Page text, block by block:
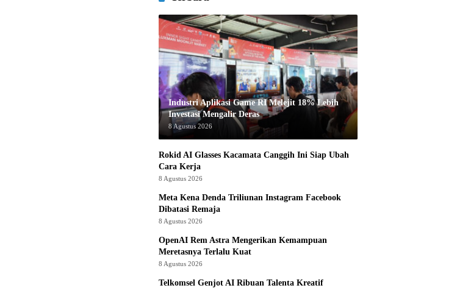
Industri Aplikasi Game RI Melejit 18% Lebih
Investasi Mengalir Deras
8 Agustus 2026
Rokid AI Glasses Kacamata Canggih Ini Siap Ubah
Cara Kerja
8 Agustus 2026
Meta Kena Denda Triliunan Instagram Facebook
Dibatasi Remaja
8 Agustus 2026
OpenAI Rem Astra Mengerikan Kemampuan
Meretasnya Terlalu Kuat
8 Agustus 2026
Telkomsel Genjot AI Ribuan Talenta Kreatif